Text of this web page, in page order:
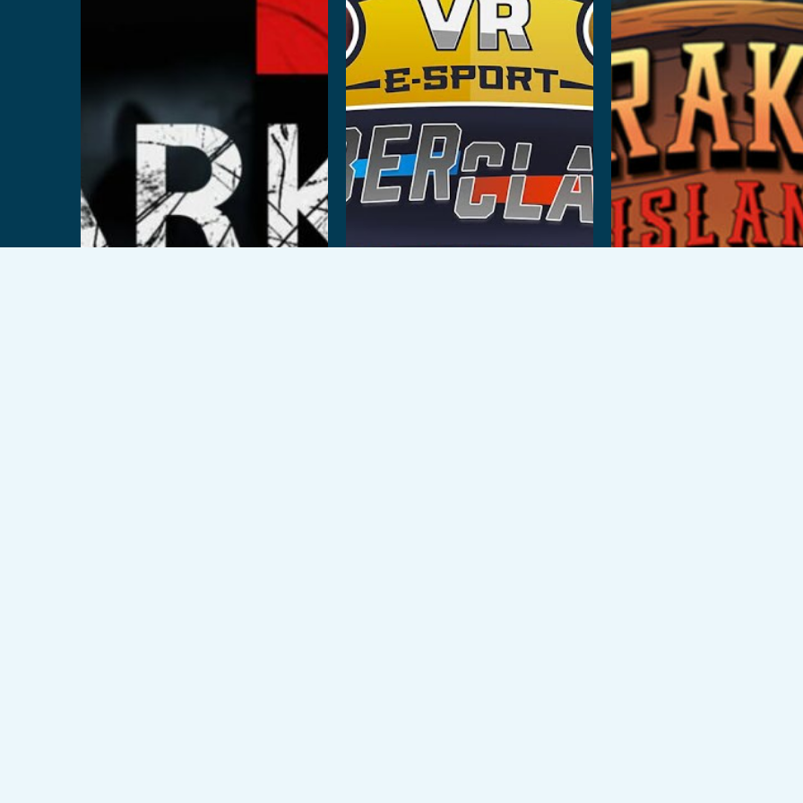
Читать далее
© 2026 VEX Solutions.